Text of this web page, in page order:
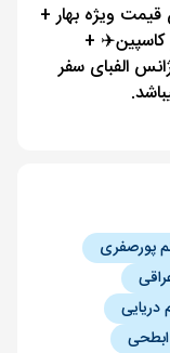
5 شب و 6 روز ارزان قیمت ویژه بهار +
+ پرواز کاسپین✈️ +
الفبای سفر
پورصفری
دریایی